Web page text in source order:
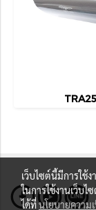
เว็บไซต์นี้มีการใช้
ในการใช้งานเว็บ
ได้ที่นโยบายความ